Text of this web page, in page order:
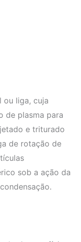
ou liga, cuja
de plasma para
e triturado
de rotação de
sob a ação da